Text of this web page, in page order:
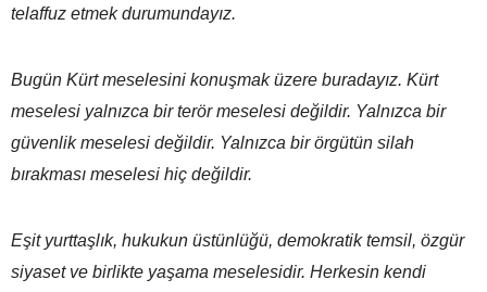
telaffuz etmek durumundayız.
Bugün Kürt meselesini konuşmak üzere buradayız. Kürt
meselesi yalnızca bir terör meselesi değildir. Yalnızca bir
güvenlik meselesi değildir. Yalnızca bir örgütün silah
bırakması meselesi hiç değildir.
Eşit yurttaşlık, hukukun üstünlüğü, demokratik temsil, özgür
siyaset ve birlikte yaşama meselesidir. Herkesin kendi